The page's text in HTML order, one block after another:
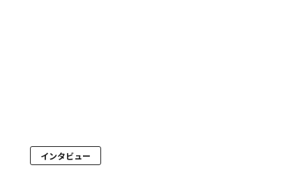
インタビュー